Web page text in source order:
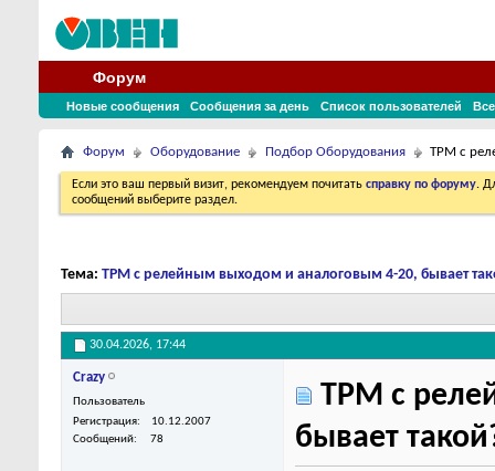
Форум
Новые сообщения Сообщения за день Список пользователей
Форум Оборудование Подбор Оборудования ТРМ с
Если это ваш первый визит, рекомендуем почитать справку по форуму.
сообщений выберите раздел.
Тема: ТРМ с релейным выходом и аналоговым 4-20, бывает
30.04.2026, 17:44
Crazy
Пользователь
Регистрация
10.12.2007
Сообщений
78
ТРМ с
бывает